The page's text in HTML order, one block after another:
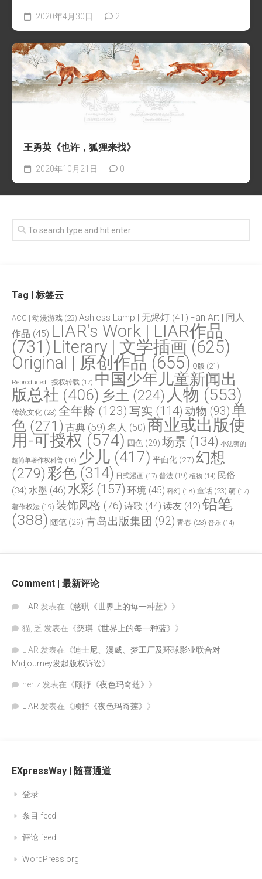
2020年4月30日 2
王勇英《也许，狐狸来找》
2020年10月21日 0
Tag | 标签云
ACG | 动漫游戏 (23) Ashless Lamp | 无烬灯 (41) Fan Art | 同人
作品 (45) LIAR‘s Work | LIAR作品
(731) Literary | 文学插画 (625)
Original | 原创作品 (655) Q版 (21)
Reproduced | 授权转载 (17) 中国少年儿童新闻出
版总社 (406) 乡土 (224) 人物 (553)
传统文化 (23) 全年龄 (123) 写实 (114) 动物 (93)单
色 (271) 古典 (59) 名人 (50) 商业或出版使
用-可授权 (574) 四色 (29) 场景 (134) 小法狮的
超简单著作权科普 (16) 少儿 (417) 平面化 (27) 幻想
(279) 彩色 (314) 日式漫画 (17) 普法 (19) 植物 (14) 民俗
(34) 水墨 (46) 水彩 (157) 环境 (45) 科幻 (18) 童话 (23) 萌 (17)
著作权法 (19) 装饰风格 (76) 诗歌 (44) 读友 (42) 铅笔
(388) 随笔 (29) 青岛出版集团 (92) 青春 (23) 音乐 (14)
Comment | 最新评论
LIAR 发表在《慈琪《世界上的每一种蓝》 》
猫, 乏 发表在《慈琪《世界上的每一种蓝》 》
LIAR 发表在《迪士尼、漫威、梦工厂及环球影业联合对
Midjourney发起版权诉讼》
hertz 发表在《顾抒《夜色玛奇莲》 》
LIAR 发表在《顾抒《夜色玛奇莲》 》
EXpressWay | 随喜通道
登录
条目 feed
评论 feed
WordPress.org